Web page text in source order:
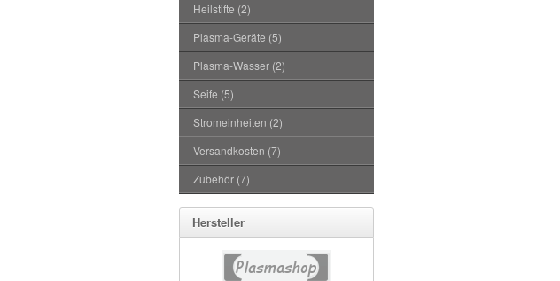
Heilstifte (2)
Plasma-Geräte (5)
Plasma-Wasser (2)
Seife (5)
Stromeinheiten (2)
Versandkosten (7)
Zubehör (7)
Hersteller